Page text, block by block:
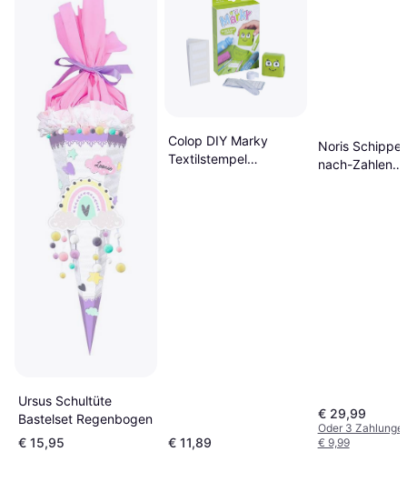
Ursus Schultüte
Bastelset Regenbogen
€ 15,95
Colop DIY Marky
Textilstempel
€ 11,89
Noris
nach-Zahlen
€ 29,99
Oder 3
€ 9,99